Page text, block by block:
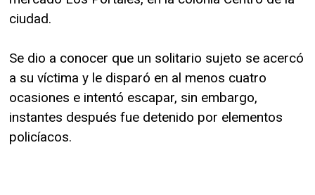
ciudad.
Se dio a conocer que un solitario sujeto se acercó
a su víctima y le disparó en al menos cuatro
ocasiones e intentó escapar, sin embargo,
instantes después fue detenido por elementos
policíacos.